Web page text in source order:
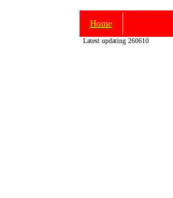
Home
Latest updating 260610